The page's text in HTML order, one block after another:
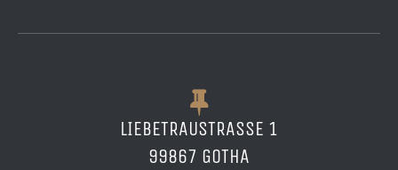
LIEBETRAUSTRASSE 1
99867 GOTHA